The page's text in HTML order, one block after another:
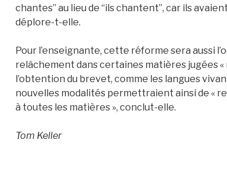
chantes” au lieu de “ils chantent”, car ils
déplore-t-elle.
Pour l’enseignante, cette réforme sera aussi
relâchement dans certaines matières jugées «
l’obtention du brevet, comme les langues
nouvelles modalités permettraient ainsi de «
à toutes les matières », conclut-elle.
Tom Keller